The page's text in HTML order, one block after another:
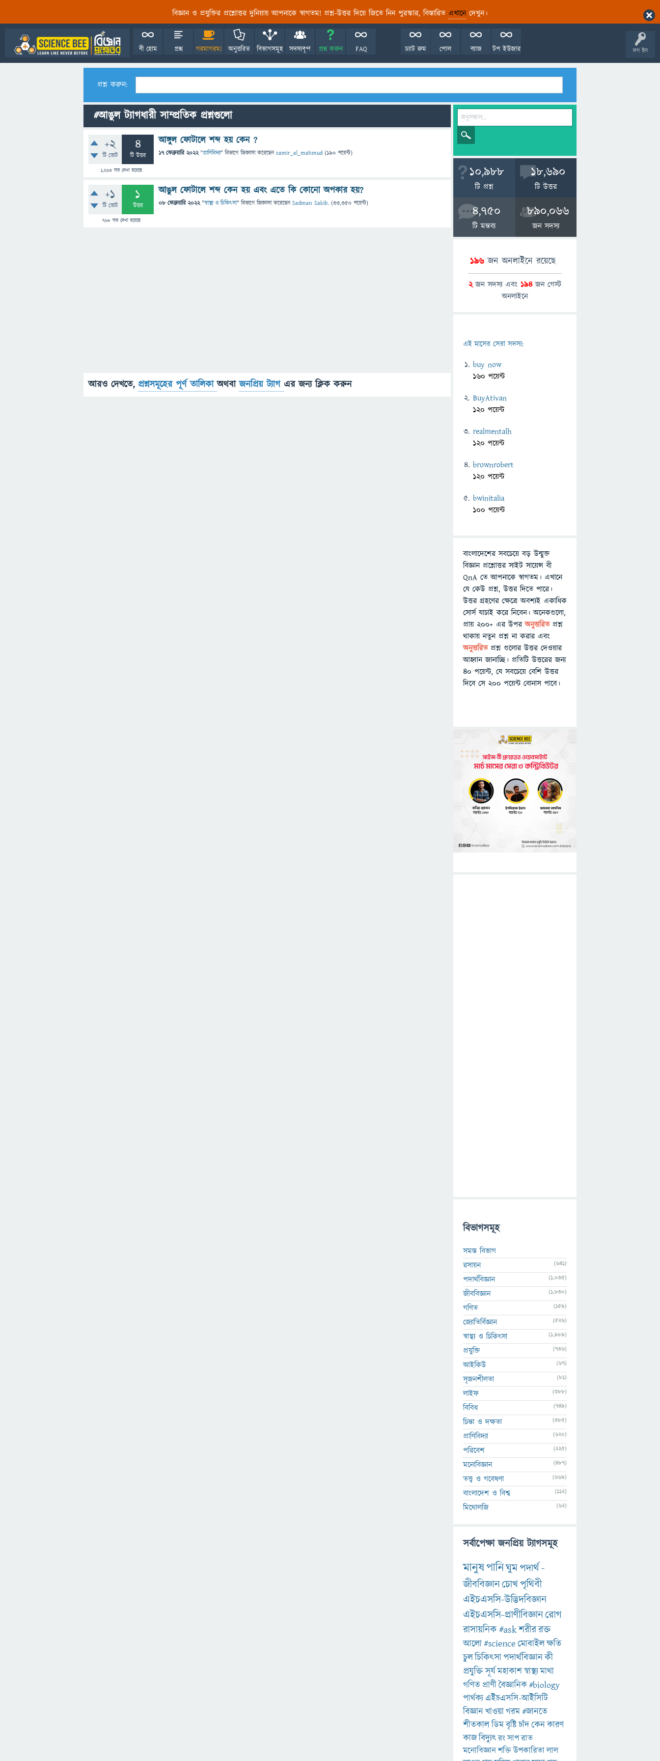
বিজ্ঞান ও প্রযুক্তির প্রশ্নোত্তর দুনিয়ায় আপনাকে স্বাগতম! প্রশ্ন-উত্তর দিয়ে জিতে নিন পুরস্কার, বিস্তারিত এখানেদেখুন।
লগ ইন
বী হোম প্রশ্ন গরমাগরম! অনুত্তরিত বিভাগসমূহ সদস্যবৃন্দ প্রশ্ন করুন FAQ টপ ইউজার
ব্যাজ
পোল
চ্যাট রুম
প্রশ্ন করুন:
#আঙুল ট্যাগধারী সাম্প্রতিক প্রশ্নগুলো
+2
টি ভোট
4
টি উত্তর
1,263বার দেখা হয়েছে
আঙ্গুল ফোটালে শব্দ হয় কেন ?
17 ফেব্রুয়ারি 2022 "প্রাণিবিদ্যা" বিভাগে জিজ্ঞাসাকরেছেনsamir_al_mahmud (190 পয়েন্ট)
+1
টি ভোট
1
উত্তর
768বার দেখা হয়েছে
আঙুল ফোটালে শব্দ কেন হয় এবং এতে কি কোনো অপকার হয়?
08 ফেব্রুয়ারি 2022 "স্বাস্থ্য ও চিকিৎসা" বিভাগে জিজ্ঞাসাকরেছেনSadman Sakib. (33,350 পয়েন্ট)
আরও দেখতে, প্রশ্নসমূহের পূর্ণ তালিকাঅথবাজনপ্রিয় ট্যাগ এর জন্য ক্লিক করুন
10,988
টি প্রশ্ন
18,690
টি উত্তর
4,750
টি মন্তব্য
890,066
জন সদস্য
196 জন অনলাইনে রয়েছে
2জন সদস্য এবং 194 জন গেস্ট
অনলাইনে
এই মাসের সেরা সদস্য:
buy now
160 পয়েন্ট
BuyAtivan
120 পয়েন্ট
realmentalh
120 পয়েন্ট
brownrobert
120 পয়েন্ট
bwinitalia
100 পয়েন্ট
বাংলাদেশের সবচেয়ে বড় উন্মুক্ত
বিজ্ঞান প্রশ্নোত্তর সাইট সায়েন্স বী
QnA তে আপনাকে স্বাগতম। এখানে
যে কেউ প্রশ্ন, উত্তর দিতে পারে।
উত্তর গ্রহণের ক্ষেত্রে অবশ্যই একাধিক
সোর্স যাচাই করে নিবেন। অনেকগুলো,
প্রায় ২০০+ এর উপরঅনুত্তরিতপ্রশ্ন
থাকায় নতুন প্রশ্ন না করার এবং
অনুত্তরিত প্রশ্ন গুলোর উত্তর দেওয়ার
আহ্বান জানাচ্ছি। প্রতিটি উত্তরের জন্য
৪০ পয়েন্ট, যে সবচেয়ে বেশি উত্তর
দিবে সে ২০০ পয়েন্ট বোনাস পাবে।
বিভাগসমূহ
সমস্ত বিভাগ
রসায়ন
(641)
পদার্থবিজ্ঞান (1,035)
জীববিজ্ঞান (1,830)
গণিত (159)
জ্যোতির্বিজ্ঞান (526)
স্বাস্থ্য ও চিকিৎসা (1,989)
প্রযুক্তি (736)
আইকিউ (67)
সৃজনশীলতা (81)
লাইফ (388)
বিবিধ (749)
চিন্তা ও দক্ষতা (385)
প্রাণিবিদ্যা (620)
পরিবেশ (225)
মনোবিজ্ঞান (487)
তত্ত্ব ও গবেষণা (669)
বাংলাদেশ ও বিশ্ব (112)
মিথোলজি (62)
সর্বাপেক্ষা জনপ্রিয় ট্যাগসমূহ
মানুষপানিঘুমপদার্থ-
জীববিজ্ঞানচোখপৃথিবী
এইচএসসি-উদ্ভিদবিজ্ঞান
এইচএসসি-প্রাণীবিজ্ঞানরোগ
রাসায়নিক#askশরীররক্ত
আলো#scienceমোবাইলক্ষতি
চুলচিকিৎসাপদার্থবিজ্ঞানকী
প্রযুক্তিসূর্যমহাকাশস্বাস্থ্যমাথা
গণিত প্রাণীবৈজ্ঞানিক#biology
পার্থক্য এইচএসসি-আইসিটি
বিজ্ঞানখাওয়াগরম#জানতে
শীতকালডিমবৃষ্টিচাঁদকেনকারণ
কাজবিদ্যুৎরংসাপরাত
মনোবিজ্ঞানশক্তিউপকারিতালাল